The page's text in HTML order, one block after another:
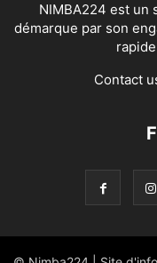
NIMBA224 est un
démarque par son
Contact